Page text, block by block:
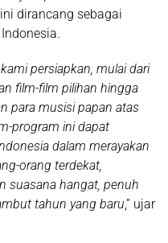
dirancang sebagai
persiapkan, mulai dari
film-film pilihan hingga
para musisi papan atas
program ini dapat
dalam merayakan
orang terdekat,
suasana hangat, penuh
tahun yang baru,” ujar